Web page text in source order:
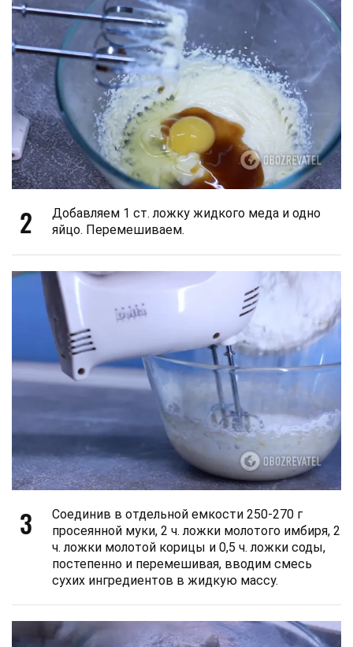
2
Добавляем 1 ст. ложку жидкого меда и одно
яйцо. Перемешиваем.
3
Соединив в отдельной емкости 250-270 г
просеянной муки, 2 ч. ложки молотого имбиря, 2
ч. ложки молотой корицы и 0,5 ч. ложки соды,
постепенно и перемешивая, вводим смесь
сухих ингредиентов в жидкую массу.